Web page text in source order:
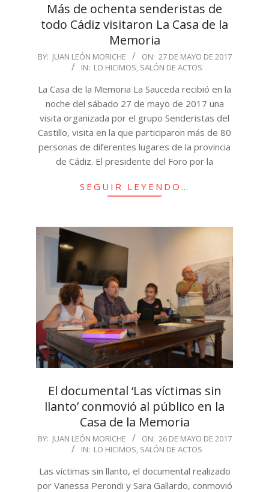
Más de ochenta senderistas de
todo Cádiz visitaron La Casa de la
Memoria
2017-
27
BY: JUAN LEÓN MORICHE ON: 27 DE MAYO DE 2017
IN: LO HICIMOS, SALÓN DE ACTOS
La Casa de la Memoria La Sauceda recibió en la
noche del sábado 27 de mayo de 2017 una
visita organizada por el grupo Senderistas del
Castillo, visita en la que participaron más de 80
personas de diferentes lugares de la provincia
de Cádiz. El presidente del Foro por la
SEGUIR LEYENDO…
El documental ‘Las víctimas sin
llanto’ conmovió al público en la
Casa de la Memoria
2017-
BY: JUAN LEÓN MORICHE ON: 26 DE MAYO DE 2017
IN: LO HICIMOS, SALÓN DE ACTOS
Las víctimas sin llanto, el documental realizado
por Vanessa Perondi y Sara Gallardo, conmovió